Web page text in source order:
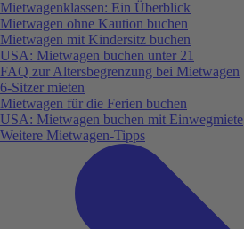
Mietwagenklassen: Ein Überblick
Mietwagen ohne Kaution buchen
Mietwagen mit Kindersitz buchen
USA: Mietwagen buchen unter 21
FAQ zur Altersbegrenzung bei Mietwagen
6-Sitzer mieten
Mietwagen für die Ferien buchen
USA: Mietwagen buchen mit Einwegmiete
Weitere Mietwagen-Tipps